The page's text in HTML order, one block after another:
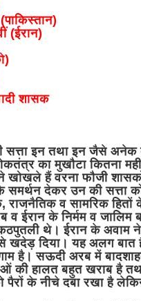
(ईरान)
शासक
सत्ता इन तथा इन जैसे अनेक
का मुखौटा कितना
हैं वरना फौजी
समर्थन देकर उन की सत्ता
राजनैतिक व सामरिक
ईरान के निर्मम व जालिम
थे। ईरान के अवाम ने
खदेड़ दिया। यह अलग बात
है। सऊदी अरब में
की हालत बहुत खराब है
के नीचे दबा रखा है